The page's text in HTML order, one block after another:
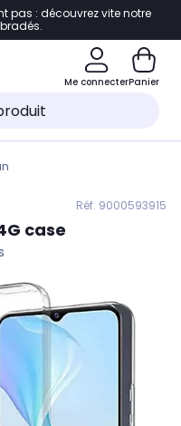
page
pas : découvrez vite notre
Me connecterPanier
Réf. 9000593915
case